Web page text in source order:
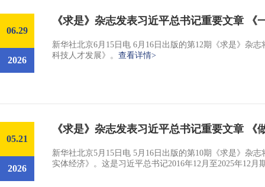
06.29
2026
《求是》杂志发表习近平总书记重要文章 《
新华社北京6月15日电 6月16日出版的第12期《求是》杂
科技人才发展》。 查看详情>
05.21
2026
《求是》杂志发表习近平总书记重要文章 《
新华社北京5月15日电 5月16日出版的第10期《求是》杂
实体经济》。这是习近平总书记2016年12月至2025年12月